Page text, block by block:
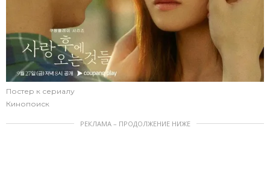
Постер к сериалу
Кинопоиск
РЕКЛАМА – ПРОДОЛЖЕНИЕ НИЖЕ